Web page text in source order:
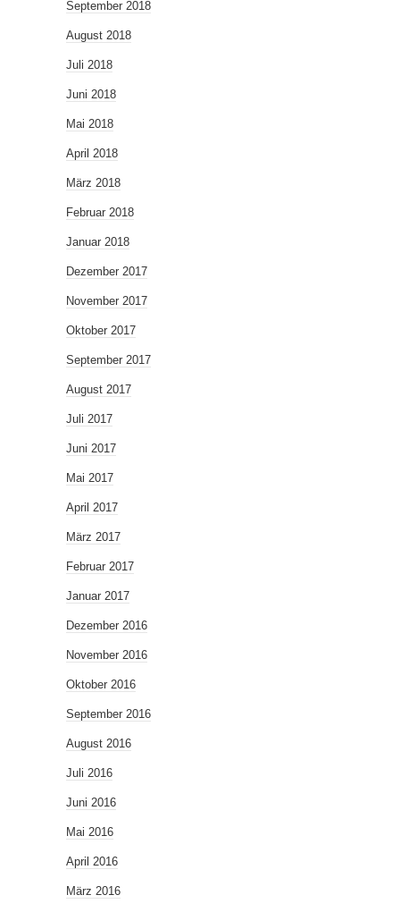
September 2018
August 2018
Juli 2018
Juni 2018
Mai 2018
April 2018
März 2018
Februar 2018
Januar 2018
Dezember 2017
November 2017
Oktober 2017
September 2017
August 2017
Juli 2017
Juni 2017
Mai 2017
April 2017
März 2017
Februar 2017
Januar 2017
Dezember 2016
November 2016
Oktober 2016
September 2016
August 2016
Juli 2016
Juni 2016
Mai 2016
April 2016
März 2016